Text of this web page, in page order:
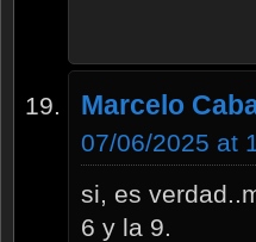
Marcelo
07/06/2025 at
si, es
6 y la 9.